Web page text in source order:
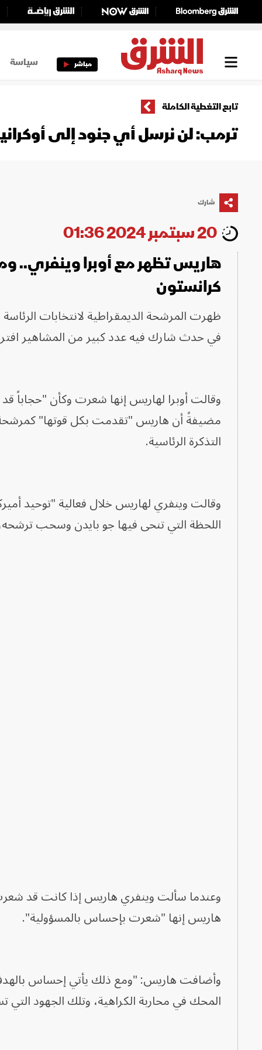
مباشر سياسة
تابع التغطية الكاملة
ترمب: لن نرسل أي جنود إلى
شارك
20 سبتمبر 2024 01:36
هاريس تظهر مع أوبرا وينفري..
كرانستون
ظهرت المرشحة الديمقراطية لانتخابات الرئاسة
في حدث شارك فيه عدد كبير من المشاهير
وقالت أوبرا لهاريس إنها شعرت وكأن "حجاباً
مضيفةً أن هاريس "تقدمت بكل قوتها"
التذكرة الرئاسية.
وقالت وينفري لهاريس خلال فعالية "توحيد
اللحظة التي تنحى فيها جو بايدن وسحب
وعندما سألت وينفري هاريس إذا كانت قد
هاريس إنها "شعرت بإحساس بالمسؤولية".
وأضافت هاريس: "ومع ذلك يأتي إحساس
المحك في محاربة الكراهية، وتلك الجهود